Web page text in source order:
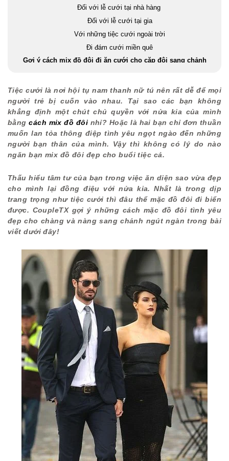
Đối với lễ cưới tại nhà hàng
Đối với lễ cưới tại gia
Với những tiệc cưới ngoài trời
Đi đám cưới miền quê
Gợi ý cách mix đồ đôi đi ăn cưới cho cặp đôi sang chảnh
Tiệc cưới là nơi hội tụ nam thanh nữ tú nên rất dễ để mọi
người trẻ bị cuốn vào nhau. Tại sao các bạn không
khẳng định một chút chủ quyền với nửa kia của mình
bằngcách mix đồ đôi nhỉ? Hoặc là hai bạn chỉ đơn thuần
muốn lan tỏa thông điệp tình yêu ngọt ngào đến những
người bạn thân của mình. Vậy thì không có lý do nào
ngăn bạn mix đồ đôi đẹp cho buổi tiệc cả.
Thấu hiểu tâm tư của bạn trong việc ăn diện sao vừa đẹp
cho mình lại đồng điệu với nửa kia. Nhất là trong dịp
trang trọng như tiệc cưới thì đâu thể mặc đồ đôi đi biển
được. CoupleTX gợi ý những cách mặc đồ đôi tình yêu
đẹp cho chàng và nàng sang chảnh ngút ngàn trong bài
viết dưới đây!